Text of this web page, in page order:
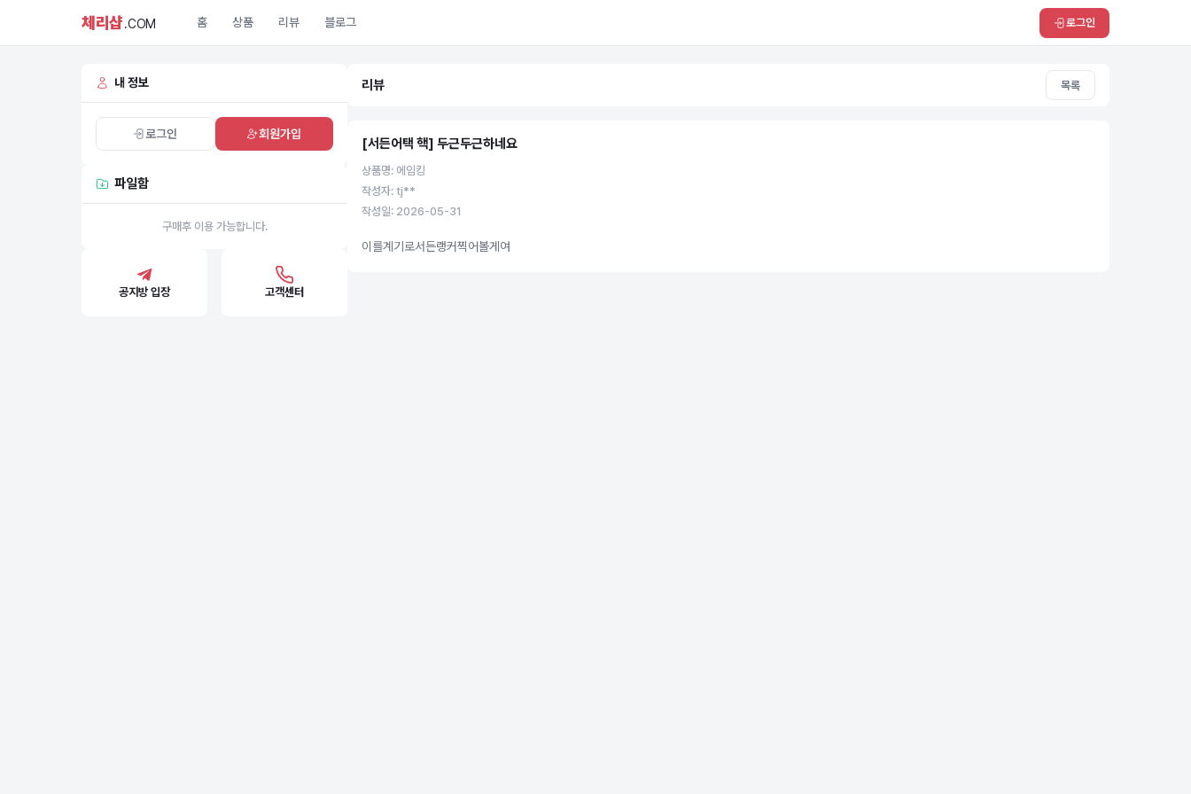
체리샵.COM 홈 상품 리뷰 블로그 로그인
내 정보
로그인 회원가입
파일함
구매후 이용 가능합니다.
공지방 입장 고객센터
리뷰 목록
[서든어택 핵] 두근두근하네요
상품명: 에임킹
작성자: tj**
작성일: 2026-05-31
이를계기로서든랭커찍어볼게여